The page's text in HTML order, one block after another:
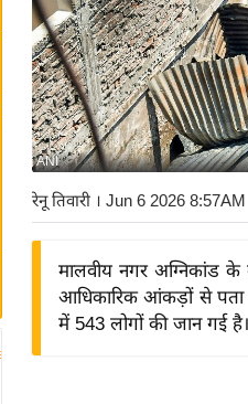
ANI
रेनू तिवारी । Jun 6 2026 8:57AM
मालवीय नगर अग्निकांड के
आधिकारिक आंकड़ों से पता
में 543 लोगों की जान गई है।